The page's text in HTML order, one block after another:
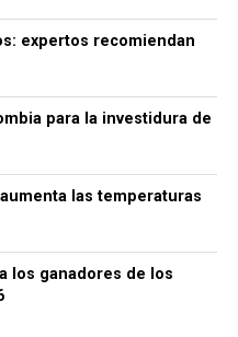
expertos recomiendan
para la investidura de
las temperaturas
los ganadores de los